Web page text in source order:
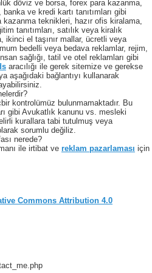
döviz ve borsa, forex para kazanma,
ve kredi kartı tanıtımları gibi
kazanma teknikleri, hazır ofis kiralama,
tanıtımları, satılık veya kiralık
ikinci el taşınır mallar, ücretli veya
bedelli veya bedava reklamlar, rejim,
sağlığı, tatil ve otel reklamları gibi
aracılığı ile gerek sitemize ve gerekse
aşağıdaki bağlantıyı kullanarak
kontrolümüz bulunmamaktadır. Bu
gibi Avukatlık kanunu vs. mesleki
kurallara tabi tutulmuş veya
sorumlu değiliz.
nerede?
ile irtibat ve reklam pazarlaması için
Commons Attribution 4.0